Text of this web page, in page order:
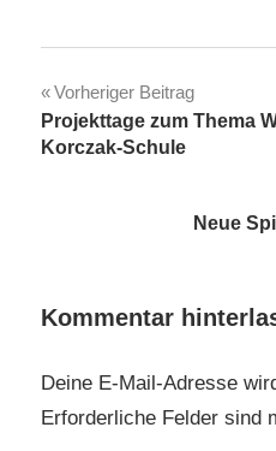
Vorheriger Beitrag
Projekttage zum Thema
Korczak-Schule
Neue
Kommentar
Deine E-Mail-Adresse
Erforderliche Felder sind